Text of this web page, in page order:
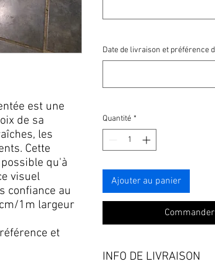
est une
de sa
les
Cette
qu'à
visuel
confiance au
1m largeur
et
Date de livraison et préférence
Quantité *
Ajouter au panier
INFO DE LIVRAISON